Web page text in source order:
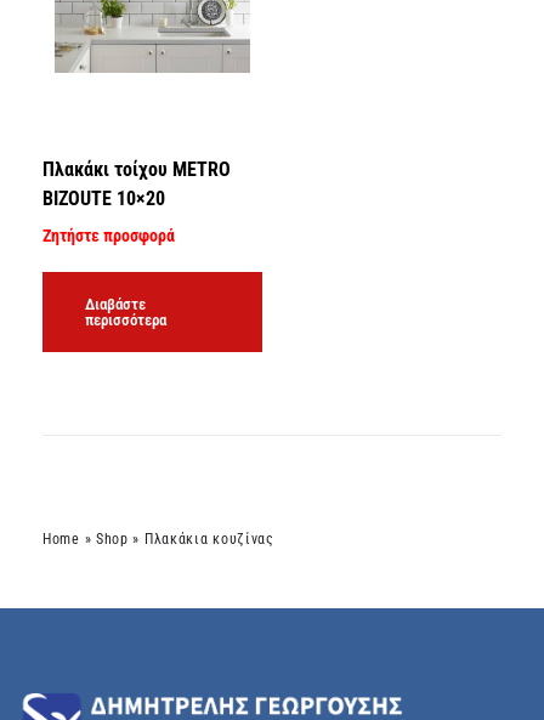
Πλακάκι τοίχου METRO
BIZOUTE 10×20
Ζητήστε προσφορά
Διαβάστε
περισσότερα
Home » Shop » Πλακάκια κουζίνας